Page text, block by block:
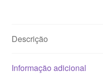
9221V5
Descrição
Informação adicional